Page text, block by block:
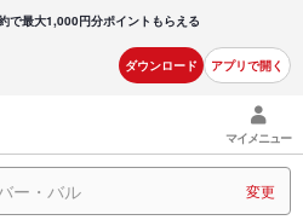
で最大1,000円分ポイントもらえる
ダウンロード アプリで開く
マイメニュー
ー・バル 変更